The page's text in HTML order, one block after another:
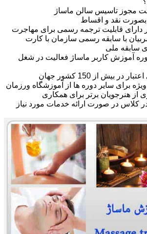
مجوز تاسیس سالن ماساژ
نقد و اقساط
دارای قابلیت ترجمه رسمی برای مهاجرت
با سابقه رسمی سازمان با کارت
سابقه ملی
آموزش کاربر ماساژ فعالیت در شغل
در بیش از 150 کشور جهان
برای سایر دوره ها از آموزشگاه ورزمان
از هنرجویان برتر برای همکاری
کلاس در صورت ارائه خدمات مورد نیاز